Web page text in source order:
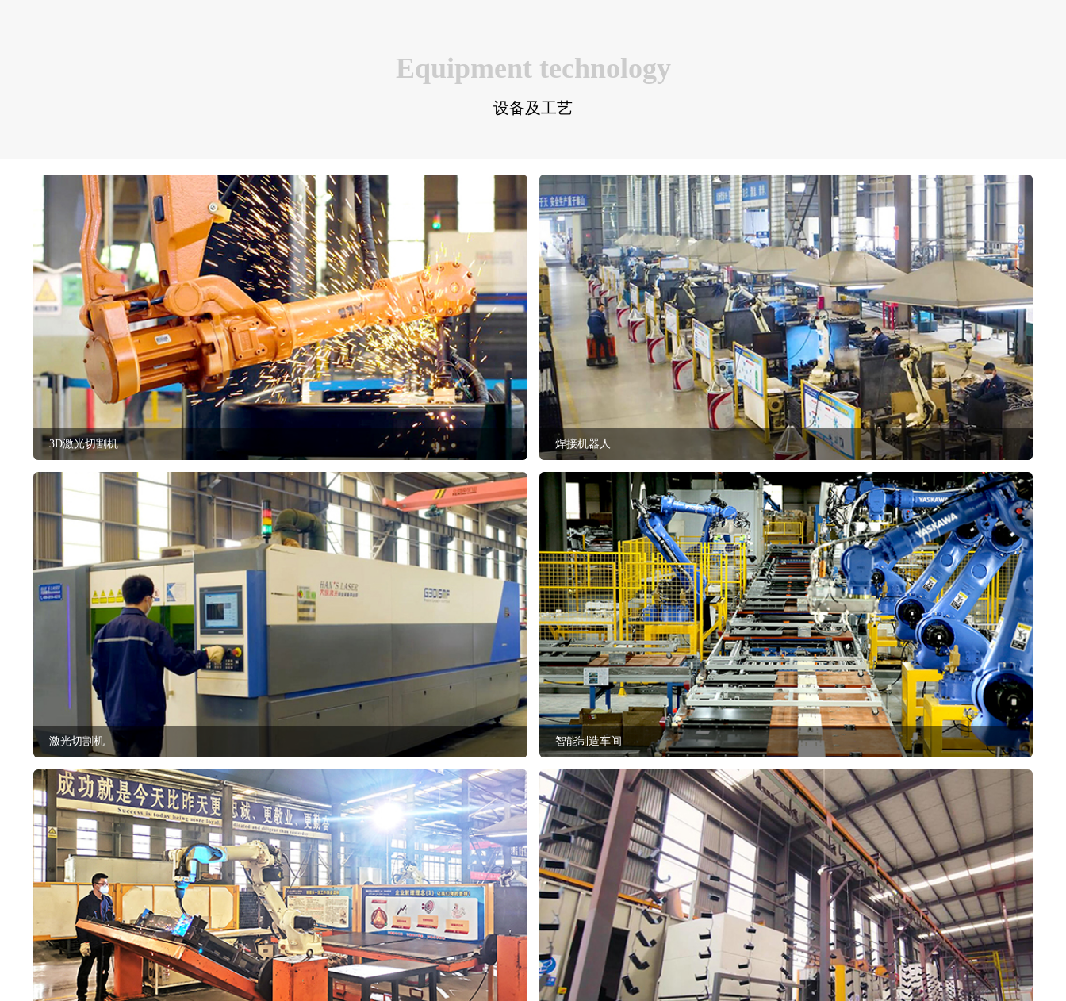
Equipment technology
设备及工艺
3D激光切割机 焊接机器人
激光切割机 智能制造车间